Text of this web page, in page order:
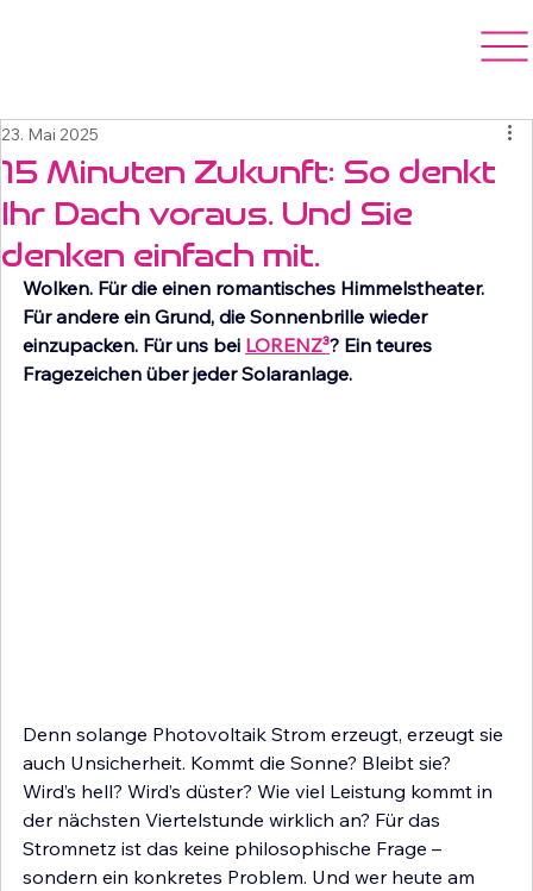
BRANCHEN NEWS
PRESSE
15 Minuten Zukunft: So denkt
Ihr Dach voraus. Und Sie
denken einfach mit.
23. Mai 2025
Wolken. Für die einen romantisches Himmelstheater.
Für andere ein Grund, die Sonnenbrille wieder
einzupacken. Für uns bei LORENZ³? Ein teures
Fragezeichen über jeder Solaranlage.
Denn solange Photovoltaik Strom erzeugt, erzeugt sie
auch Unsicherheit. Kommt die Sonne? Bleibt sie?
Wird’s hell? Wird’s düster? Wie viel Leistung kommt in
der nächsten Viertelstunde wirklich an? Für das
Stromnetz ist das keine philosophische Frage –
sondern ein konkretes Problem. Und wer heute am